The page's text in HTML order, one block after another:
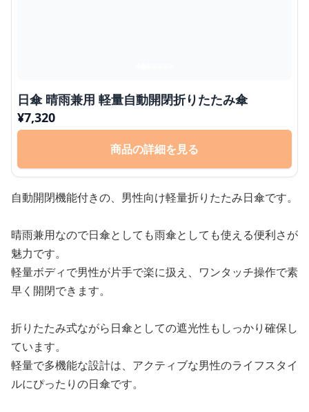
日傘 晴雨兼用 軽量自動開閉折りたたみ傘
¥7,320
商品の詳細を見る
自動開閉機能付きの、男性向け軽量折りたたみ日傘です。
晴雨兼用なので日傘としても雨傘としても使える便利さが
魅力です。
軽量ボディで男性が片手で楽に扱え、ワンタッチ操作で素
早く開閉できます。
折りたたみ式ながら日傘としての遮光性もしっかり確保し
ています。
軽量で多機能な設計は、アクティブな男性のライフスタイ
ルにぴったりの日傘です。